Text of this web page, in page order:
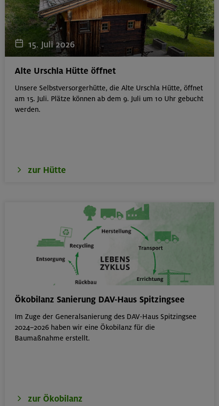
21.-23.08.26
Familienfreizeit: Hüttenübernachtung mit Kindern
von 6-9 J.
Kitzbüheler Alpen
21./22./23.08.26
22.-23.08.26
Berg & Wandern für Einsteiger
Kitzbüheler Alpen
15. Juli 2026
Alte Urschla Hütte öffnet
Unsere Selbstversorgerhütte, die Alte Urschla Hütte, öffnet
am 15. Juli. Plätze können ab dem 9. Juli um 10 Uhr gebucht
werden.
zur Hütte
Ökobilanz Sanierung DAV-Haus Spitzingsee
Im Zuge der Generalsanierung des DAV-Haus Spitzingsee
2024–2026 haben wir eine Ökobilanz für die
Baumaßnahme erstellt.
zur Ökobilanz